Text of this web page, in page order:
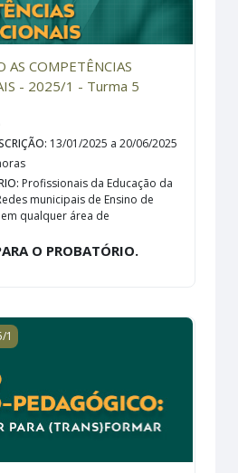
AS COMPETÊNCIAS
- 2025/1 - Turma 5
: 13/01/2025 a 20/06/2025
: Profissionais da Educação da
municipais de Ensino de
qualquer área de
O PROBATÓRIO.
PEDAGÓGICO: (RE)SIGNIFICAR
1